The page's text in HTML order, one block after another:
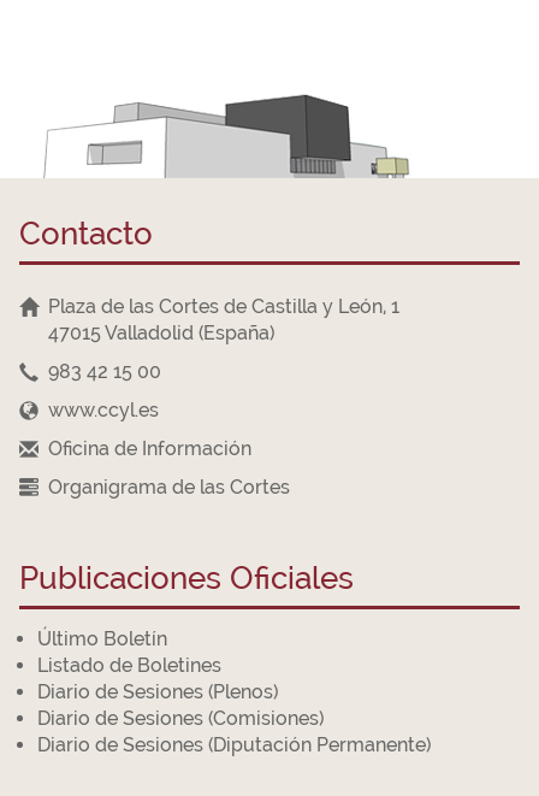
Contacto
Plaza de las Cortes de Castilla y León, 1
47015 Valladolid (España)
983 42 15 00
www.ccyl.es
Oficina de Información
Organigrama de las Cortes
Publicaciones Oficiales
Último Boletín
Listado de Boletines
Diario de Sesiones (Plenos)
Diario de Sesiones (Comisiones)
Diario de Sesiones (Diputación Permanente)